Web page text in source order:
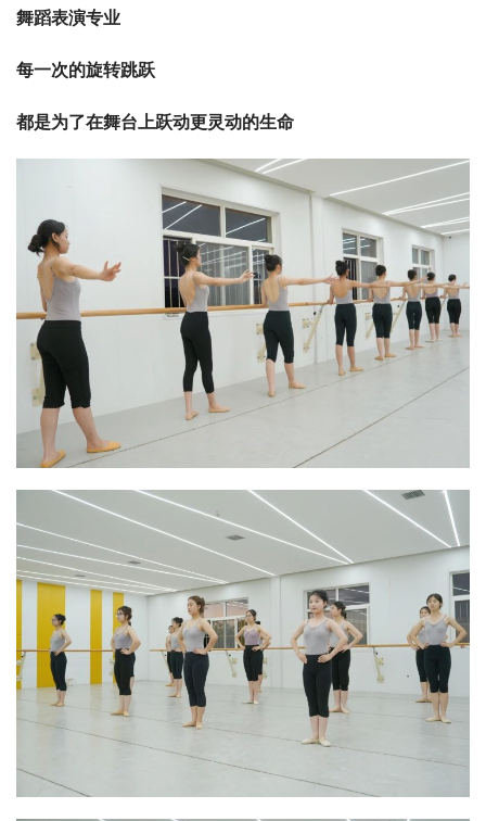
舞蹈表演专业
每一次的旋转跳跃
都是为了在舞台上跃动更灵动的生命